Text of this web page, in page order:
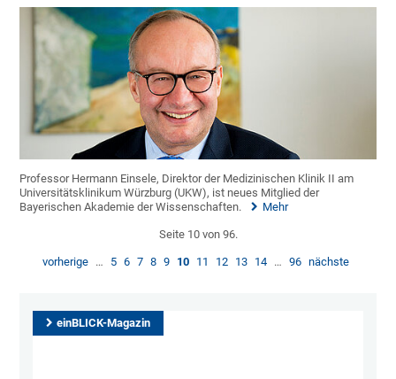
Professor Hermann Einsele, Direktor der Medizinischen Klinik II am
Universitätsklinikum Würzburg (UKW), ist neues Mitglied der
Bayerischen Akademie der Wissenschaften.
Mehr
Seite 10 von 96.
vorherige … 5 6 7 8 9 10 11 12 13 14 … 96 nächste
einBLICK-Magazin